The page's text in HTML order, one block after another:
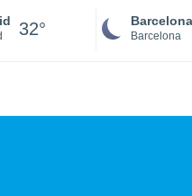
32° Barcelona
Barcelona